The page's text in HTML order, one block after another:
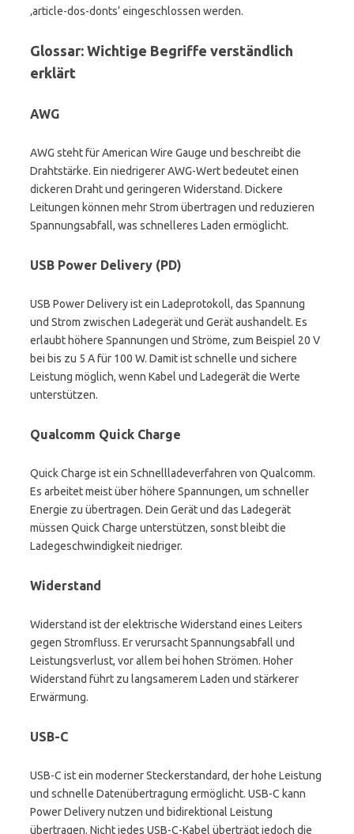
‚article-dos-donts‘ eingeschlossen werden.
Glossar: Wichtige Begriffe verständlich
erklärt
AWG
AWG steht für American Wire Gauge und beschreibt die
Drahtstärke. Ein niedrigerer AWG-Wert bedeutet einen
dickeren Draht und geringeren Widerstand. Dickere
Leitungen können mehr Strom übertragen und reduzieren
Spannungsabfall, was schnelleres Laden ermöglicht.
USB Power Delivery (PD)
USB Power Delivery ist ein Ladeprotokoll, das Spannung
und Strom zwischen Ladegerät und Gerät aushandelt. Es
erlaubt höhere Spannungen und Ströme, zum Beispiel 20 V
bei bis zu 5 A für 100 W. Damit ist schnelle und sichere
Leistung möglich, wenn Kabel und Ladegerät die Werte
unterstützen.
Qualcomm Quick Charge
Quick Charge ist ein Schnellladeverfahren von Qualcomm.
Es arbeitet meist über höhere Spannungen, um schneller
Energie zu übertragen. Dein Gerät und das Ladegerät
müssen Quick Charge unterstützen, sonst bleibt die
Ladegeschwindigkeit niedriger.
Widerstand
Widerstand ist der elektrische Widerstand eines Leiters
gegen Stromfluss. Er verursacht Spannungsabfall und
Leistungsverlust, vor allem bei hohen Strömen. Hoher
Widerstand führt zu langsamerem Laden und stärkerer
Erwärmung.
USB-C
USB-C ist ein moderner Steckerstandard, der hohe Leistung
und schnelle Datenübertragung ermöglicht. USB-C kann
Power Delivery nutzen und bidirektional Leistung
übertragen. Nicht jedes USB-C-Kabel überträgt jedoch die